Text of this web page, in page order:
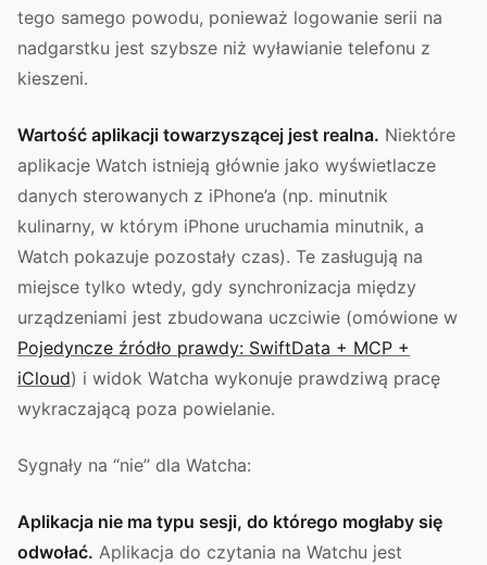
tego samego powodu, ponieważ logowanie serii na
nadgarstku jest szybsze niż wyławianie telefonu z
kieszeni.
Wartość aplikacji towarzyszącej jest realna. Niektóre
aplikacje Watch istnieją głównie jako wyświetlacze
danych sterowanych z iPhone’a (np. minutnik
kulinarny, w którym iPhone uruchamia minutnik, a
Watch pokazuje pozostały czas). Te zasługują na
miejsce tylko wtedy, gdy synchronizacja między
urządzeniami jest zbudowana uczciwie (omówione w
Pojedyncze źródło prawdy: SwiftData + MCP +
iCloud) i widok Watcha wykonuje prawdziwą pracę
wykraczającą poza powielanie.
Sygnały na “nie” dla Watcha:
Aplikacja nie ma typu sesji, do którego mogłaby się
odwołać. Aplikacja do czytania na Watchu jest